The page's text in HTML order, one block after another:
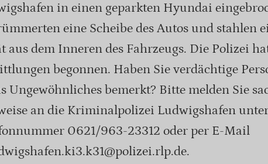
in einen geparkten Hyundai
eine Scheibe des Autos und stahlen
aus dem Inneren des Fahrzeugs. Die Polizei
begonnen. Haben Sie verdächtige
Ungewöhnliches bemerkt? Bitte melden Sie
an die Kriminalpolizei Ludwigshafen
0621/963-23312 oder per E-Mail